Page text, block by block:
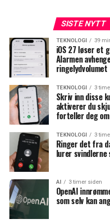
SISTE NYTT
TEKNOLOGI 39
iOS 27 løser et
Alarmen
ringelydvolumet
TEKNOLOGI 3
Skriv inn disse
aktiverer du
forteller deg om
TEKNOLOGI 3
Ringer det fra
lurer
AI 3 timer siden
OpenAI
som selv kan